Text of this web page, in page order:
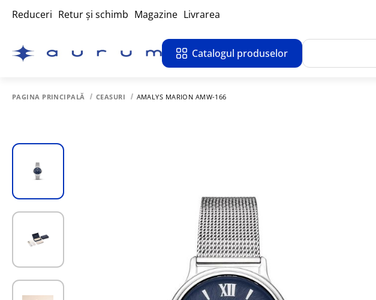
Reduceri Retur și schimb Magazine Livrarea
Catalogul produselor
PAGINA PRINCIPALĂ CEASURI AMALYS MARION AMW-166